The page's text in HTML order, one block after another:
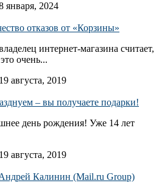
января, 2024
отказов от «Корзины»
интернет-магазина считает,
очень...
августа, 2019
– вы получаете подарки!
день рождения! Уже 14 лет
августа, 2019
Андрей Калинин (Mail.ru Group)